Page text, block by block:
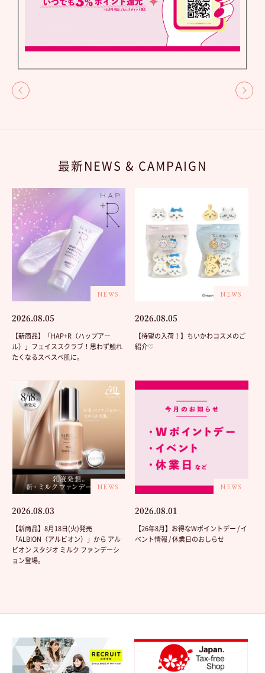
最新NEWS & CAMPAIGN
NEWS
2026.08.05
【新商品】「HAP+R（ハップアー
ル）」フェイススクラブ！思わず触れ
たくなるスベスベ肌に。
NEWS
2026.08.05
【待望の入荷！】ちいかわコスメのご
紹介♡
NEWS
2026.08.03
【新商品】8月18日(火)発売
「ALBION（アルビオン）」から アル
ビオン スタジオ ミルク ファンデーシ
ョン登場。
NEWS
2026.08.01
【26年8月】お得なWポイントデー / イ
ベント情報 / 休業日のおしらせ